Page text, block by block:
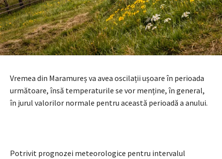
Vremea din Maramureș va avea oscilații ușoare în perioada
următoare, însă temperaturile se vor menține, în general,
în jurul valorilor normale pentru această perioadă a anului.
Potrivit prognozei meteorologice pentru intervalul